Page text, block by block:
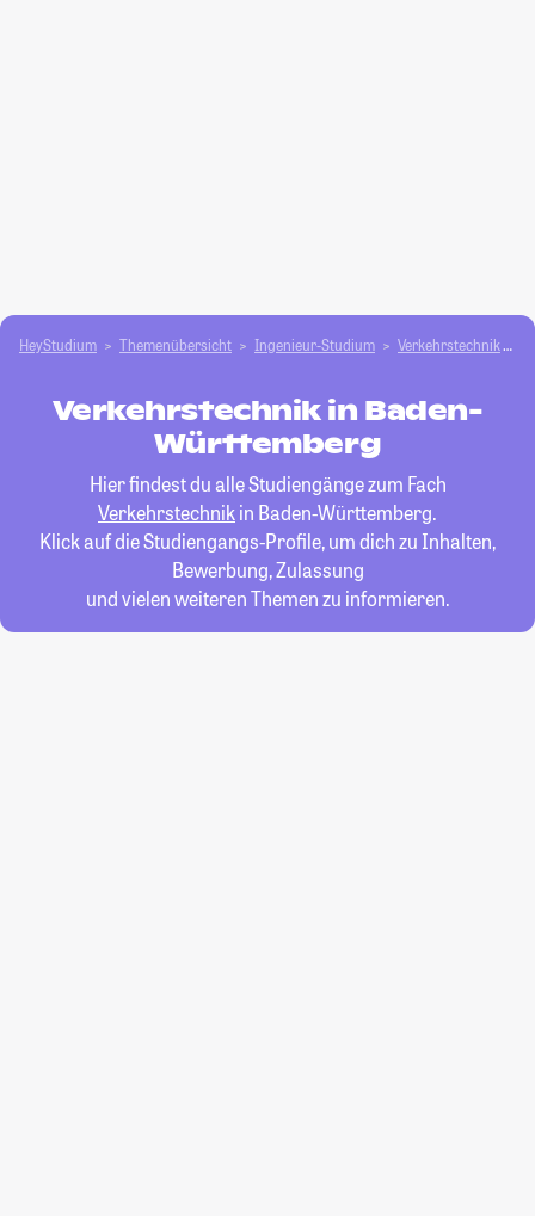
HeyStudium Themenübersicht Ingenieur-Studium Verkehrstechnik
Verkehrstechnik in Baden-
Württemberg
Hier findest du alle Studiengänge zum Fach
Verkehrstechnikin Baden-Württemberg.
Klick auf die Studiengangs-Profile, um dich zu Inhalten,
Bewerbung, Zulassung
und vielen weiteren Themen zu informieren.